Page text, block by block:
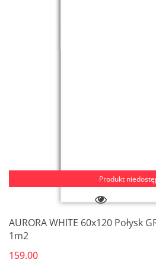
Produkt
AURORA WHITE 60x120 Połysk
1m2
159.00